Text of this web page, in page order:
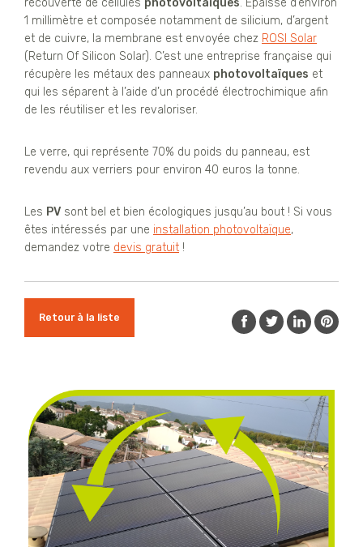
recouverte de cellules photovoltaïques. Épaisse d’environ
1 millimètre et composée notamment de silicium, d’argent
et de cuivre, la membrane est envoyée chez ROSI Solar
(Return Of Silicon Solar). C’est une entreprise française qui
récupère les métaux des panneaux photovoltaïques et
qui les séparent à l’aide d’un procédé électrochimique afin
de les réutiliser et les revaloriser.
Le verre, qui représente 70% du poids du panneau, est
revendu aux verriers pour environ 40 euros la tonne.
Les PV sont bel et bien écologiques jusqu’au bout ! Si vous
êtes intéressés par une installation photovoltaïque,
demandez votre devis gratuit !
Retour à la liste